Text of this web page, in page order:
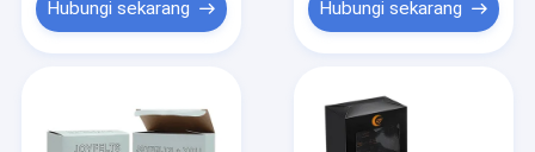
Hubungi sekarang Hubungi sekarang